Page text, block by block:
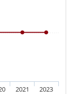
2021 2023